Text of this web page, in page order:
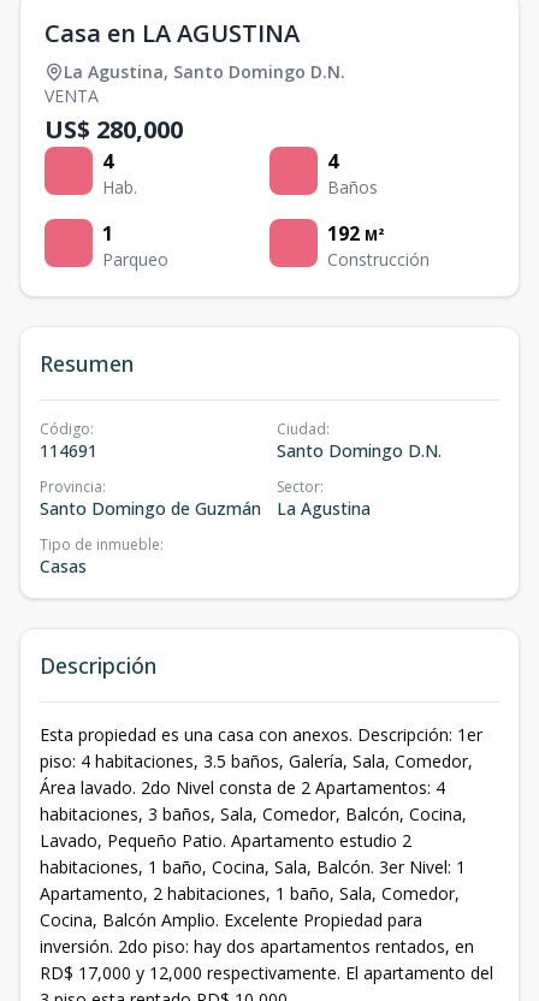
Casa en LA AGUSTINA
La Agustina, Santo Domingo D.N.
VENTA
US$ 280,000
4
Hab.
4
Baños
1
Parqueo
192 M²
Construcción
Resumen
Código:
114691
Ciudad:
Santo Domingo D.N.
Provincia:
Santo Domingo de Guzmán
Sector:
La Agustina
Tipo de inmueble:
Casas
Descripción
Esta propiedad es una casa con anexos. Descripción: 1er
piso: 4 habitaciones, 3.5 baños, Galería, Sala, Comedor,
Área lavado. 2do Nivel consta de 2 Apartamentos: 4
habitaciones, 3 baños, Sala, Comedor, Balcón, Cocina,
Lavado, Pequeño Patio. Apartamento estudio 2
habitaciones, 1 baño, Cocina, Sala, Balcón. 3er Nivel: 1
Apartamento, 2 habitaciones, 1 baño, Sala, Comedor,
Cocina, Balcón Amplio. Excelente Propiedad para
inversión. 2do piso: hay dos apartamentos rentados, en
RD$ 17,000 y 12,000 respectivamente. El apartamento del